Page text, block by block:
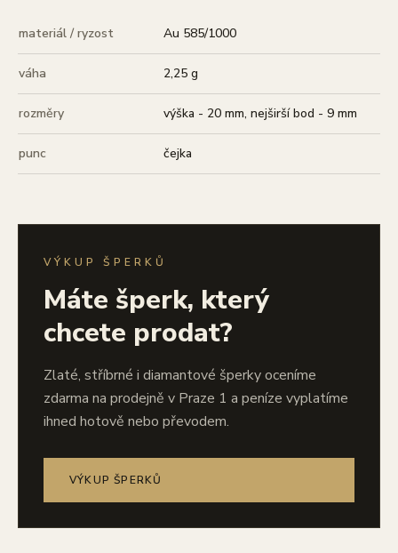
materiál / ryzost Au 585/1000
váha 2,25 g
rozměry výška - 20 mm, nejširší bod - 9 mm
punc čejka
VÝKUP ŠPERKŮ
Máte šperk, který
chcete prodat?
Zlaté, stříbrné i diamantové šperky oceníme
zdarma na prodejně v Praze 1 a peníze vyplatíme
ihned hotově nebo převodem.
VÝKUP ŠPERKŮ